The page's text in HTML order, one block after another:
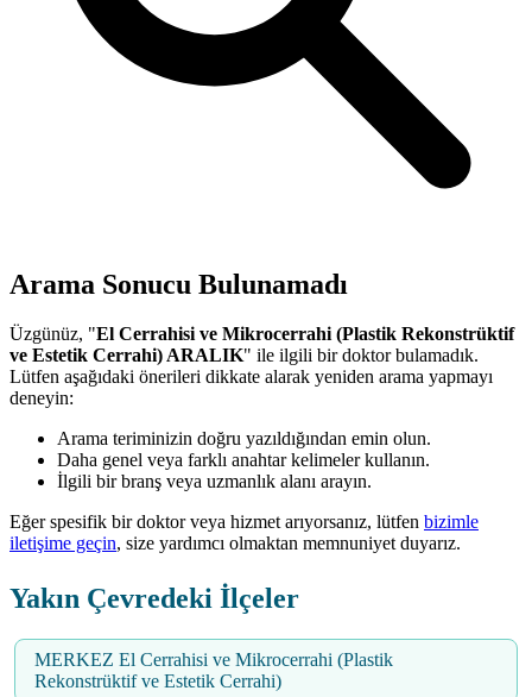
Arama Sonucu Bulunamadı
Üzgünüz, "El Cerrahisi ve Mikrocerrahi (Plastik Rekonstrüktif
ve Estetik Cerrahi) ARALIK" ile ilgili bir doktor bulamadık.
Lütfen aşağıdaki önerileri dikkate alarak yeniden arama yapmayı
deneyin:
Arama teriminizin doğru yazıldığından emin olun.
Daha genel veya farklı anahtar kelimeler kullanın.
İlgili bir branş veya uzmanlık alanı arayın.
Eğer spesifik bir doktor veya hizmet arıyorsanız, lütfen bizimle
iletişime geçin, size yardımcı olmaktan memnuniyet duyarız.
Yakın Çevredeki İlçeler
MERKEZ El Cerrahisi ve Mikrocerrahi (Plastik
Rekonstrüktif ve Estetik Cerrahi)